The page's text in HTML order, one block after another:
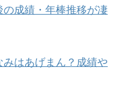
成績・年棒推移が凄
はあげまん？成績や